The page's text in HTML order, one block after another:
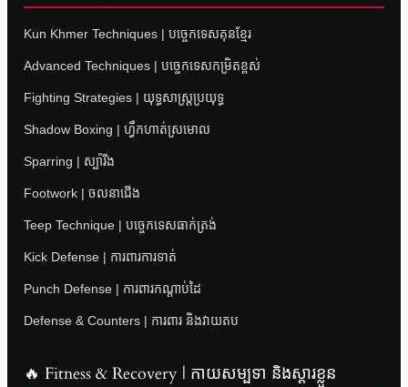
Kun Khmer Techniques | បច្ចេកទេសគុនខ្មែរ
Advanced Techniques | បច្ចេកទេសកម្រិតខ្ពស់
Fighting Strategies | យុទ្ធសាស្ត្រប្រយុទ្ធ
Shadow Boxing | ហ្វឹកហាត់ស្រមោល
Sparring | ស្ប៉ារីង
Footwork | ចលនាជើង
Teep Technique | បច្ចេកទេសធាក់ត្រង់
Kick Defense | ការពារការទាត់
Punch Defense | ការពារកណ្តាប់ដៃ
Defense & Counters | ការពារ និងវាយតប
🔥 Fitness & Recovery | កាយសម្បទា និងស្តារខ្លួន